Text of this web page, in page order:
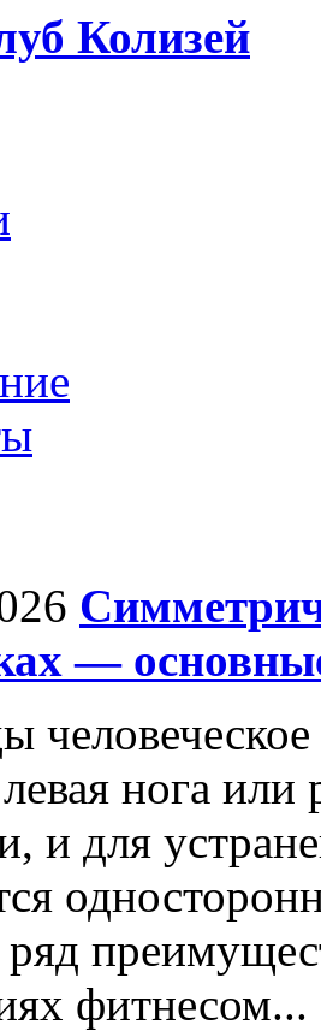
Колизей
—
нога или
и для
фитнесом...